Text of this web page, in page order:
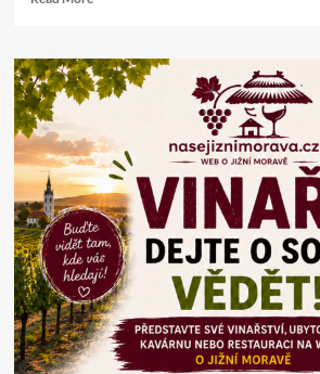
Beseda
u
Bigbítu